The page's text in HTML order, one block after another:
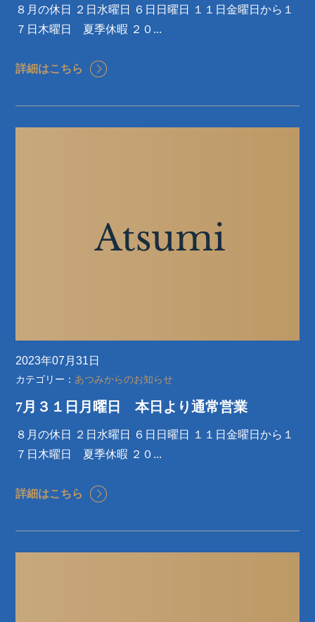
８月の休日 ２日水曜日 ６日日曜日 １１日金曜日から１
７日木曜日 夏季休暇 ２０...
詳細はこちら
2023年07月31日
カテゴリー： あつみからのお知らせ
7月３１日月曜日 本日より通常営業
８月の休日 ２日水曜日 ６日日曜日 １１日金曜日から１
７日木曜日 夏季休暇 ２０...
詳細はこちら